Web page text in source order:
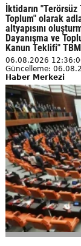
İktidarın
Toplum" olarak
altyapısını
Dayanışma ve
Kanun Teklifi"
06.08.2026
Güncelleme:
Haber Merkezi